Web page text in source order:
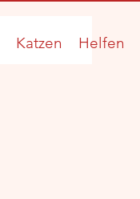
Katzen Helfen